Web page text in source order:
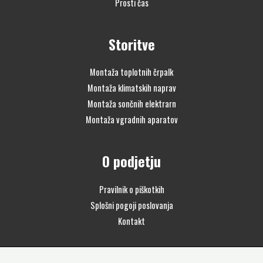
Prosti čas
Storitve
Montaža toplotnih črpalk
Montaža klimatskih naprav
Montaža sončnih elektrarn
Montaža vgradnih aparatov
O podjetju
Pravilnik o piškotkih
Splošni pogoji poslovanja
Kontakt